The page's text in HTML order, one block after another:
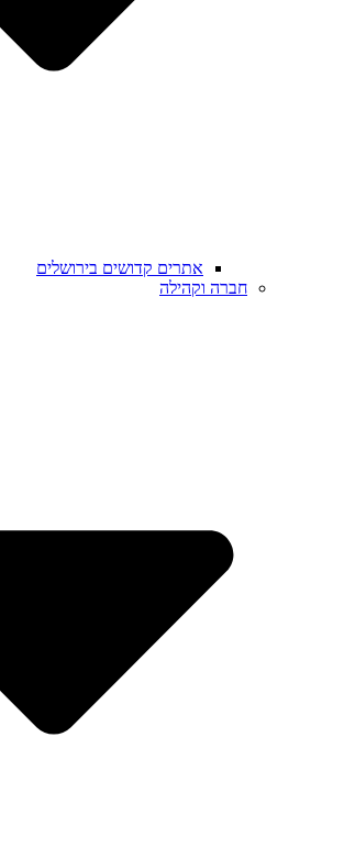
אתרים קדושים בירושלים
חברה וקהילה